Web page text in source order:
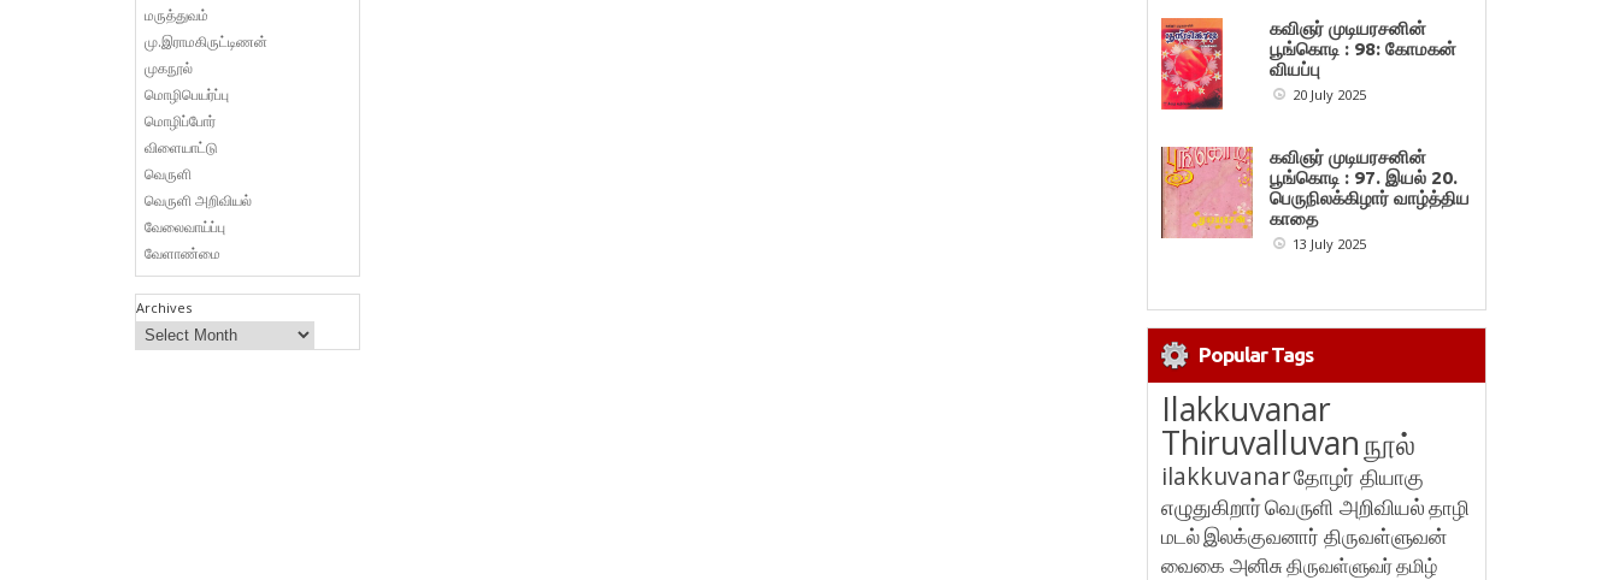
மருத்துவம்
மு.இராமகிருட்டிணன்
முகநூல்
மொழிபெயர்ப்பு
மொழிப்போர்
விளையாட்டு
வெருளி
வெருளி அறிவியல்
வேலைவாய்ப்பு
வேளாண்மை
Archives
கவிஞர் முடியரசனின்
பூங்கொடி : 98: கோமகன்
வியப்பு
20 July 2025
கவிஞர் முடியரசனின்
பூங்கொடி : 97. இயல் 20.
பெருநிலக்கிழார் வாழ்த்திய
காதை
13 July 2025
Popular Tags
Ilakkuvanar
Thiruvalluvanநூல்
ilakkuvanarதோழர் தியாகு
எழுதுகிறார்வெருளி அறிவியல்தாழி
மடல்இலக்குவனார் திருவள்ளுவன்
வைகை அனிசுதிருவள்ளுவர்தமிழ்